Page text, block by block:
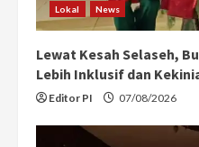
Lokal News
Lewat Kesah Selaseh,
Lebih Inklusif dan
Editor PI 07/08/2026